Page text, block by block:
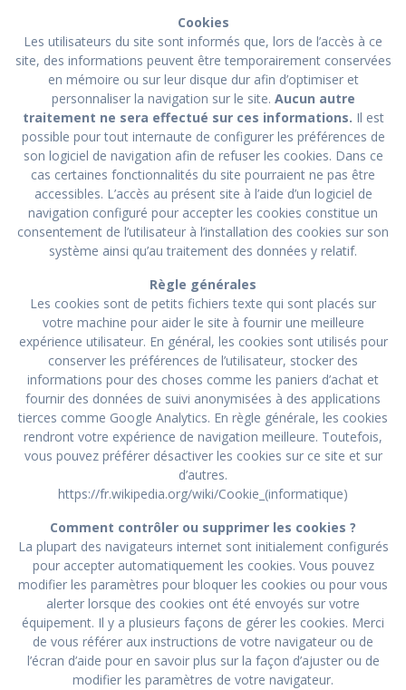
Cookies
Les utilisateurs du site sont informés que, lors de l’accès à ce
site, des informations peuvent être temporairement conservées
en mémoire ou sur leur disque dur afin d’optimiser et
personnaliser la navigation sur le site. Aucun autre
traitement ne sera effectué sur ces informations. Il est
possible pour tout internaute de configurer les préférences de
son logiciel de navigation afin de refuser les cookies. Dans ce
cas certaines fonctionnalités du site pourraient ne pas être
accessibles. L’accès au présent site à l’aide d’un logiciel de
navigation configuré pour accepter les cookies constitue un
consentement de l’utilisateur à l’installation des cookies sur son
système ainsi qu’au traitement des données y relatif.
Règle générales
Les cookies sont de petits fichiers texte qui sont placés sur
votre machine pour aider le site à fournir une meilleure
expérience utilisateur. En général, les cookies sont utilisés pour
conserver les préférences de l’utilisateur, stocker des
informations pour des choses comme les paniers d’achat et
fournir des données de suivi anonymisées à des applications
tierces comme Google Analytics. En règle générale, les cookies
rendront votre expérience de navigation meilleure. Toutefois,
vous pouvez préférer désactiver les cookies sur ce site et sur
d’autres.
https://fr.wikipedia.org/wiki/Cookie_(informatique)
Comment contrôler ou supprimer les cookies ?
La plupart des navigateurs internet sont initialement configurés
pour accepter automatiquement les cookies. Vous pouvez
modifier les paramètres pour bloquer les cookies ou pour vous
alerter lorsque des cookies ont été envoyés sur votre
équipement. Il y a plusieurs façons de gérer les cookies. Merci
de vous référer aux instructions de votre navigateur ou de
l’écran d’aide pour en savoir plus sur la façon d’ajuster ou de
modifier les paramètres de votre navigateur.